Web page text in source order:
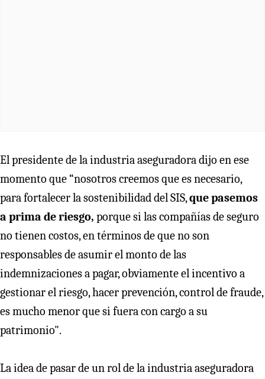
El presidente de la industria aseguradora dijo en ese
momento que “nosotros creemos que es necesario,
para fortalecer la sostenibilidad del SIS,que pasemos
a prima de riesgo, porque si las compañías de seguro
no tienen costos, en términos de que no son
responsables de asumir el monto de las
indemnizaciones a pagar, obviamente el incentivo a
gestionar el riesgo, hacer prevención, control de fraude,
es mucho menor que si fuera con cargo a su
patrimonio".
La idea de pasar de un rol de la industria aseguradora